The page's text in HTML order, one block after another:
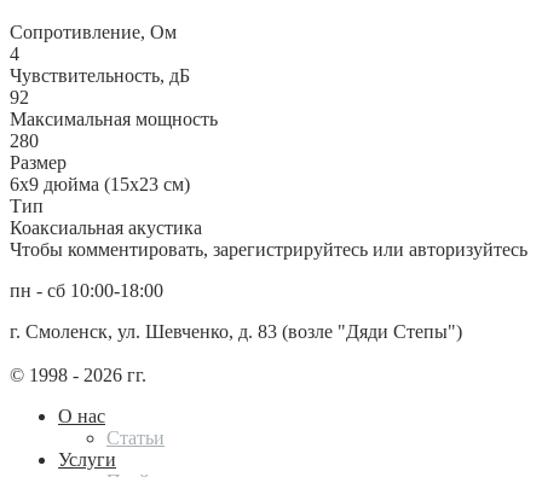
Сопротивление, Ом
4
Чувствительность, дБ
92
Максимальная мощность
280
Размер
6х9 дюйма (15х23 см)
Тип
Коаксиальная акустика
Чтобы комментировать, зарегистрируйтесь или авторизуйтесь
пн - сб 10:00-18:00
г. Смоленск, ул. Шевченко, д. 83 (возле "Дяди Степы")
© 1998 - 2026 гг.
О нас
Статьи
Услуги